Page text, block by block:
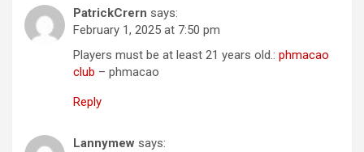
PatrickCrern says:
February 1, 2025 at 7:50 pm
Players must be at least 21 years old.: phmacao
club – phmacao
Reply
Lannymew says: